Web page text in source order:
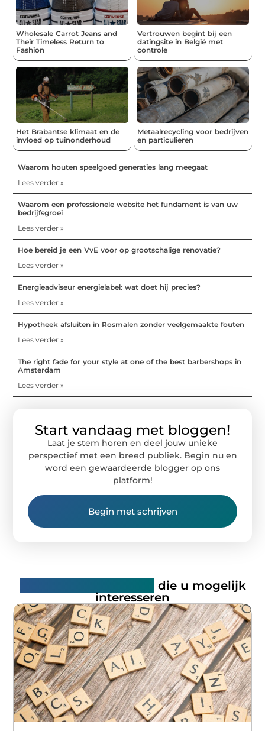
Wholesale Carrot Jeans and
Their Timeless Return to
Fashion
Vertrouwen begint bij een
datingsite in België met
controle
Het Brabantse klimaat en de
invloed op tuinonderhoud
Metaalrecycling voor bedrijven
en particulieren
Waarom houten speelgoed generaties lang meegaat
Lees verder »
Waarom een professionele website het fundament is van uw
bedrijfsgroei
Lees verder »
Hoe bereid je een VvE voor op grootschalige renovatie?
Lees verder »
Energieadviseur energielabel: wat doet hij precies?
Lees verder »
Hypotheek afsluiten in Rosmalen zonder veelgemaakte fouten
Lees verder »
The right fade for your style at one of the best barbershops in
Amsterdam
Lees verder »
Start vandaag met bloggen!
Laat je stem horen en deel jouw unieke
perspectief met een breed publiek. Begin nu en
word een gewaardeerde blogger op ons
platform!
Begin met schrijven
die u mogelijk
interesseren